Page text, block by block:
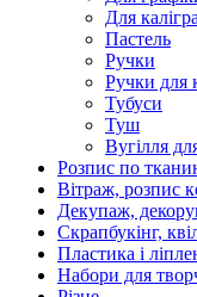
Для
Пастель
Ручки
Ручки для
Тубуси
Туш
Вугілля
Розпис по
Вітраж, розпис
Декупаж,
Скрапбукінг,
Пластика і
Набори для